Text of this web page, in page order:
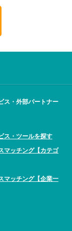
ス・外部パートナー
ス・ツールを探す
マッチング【カテゴ
マッチング【企業一